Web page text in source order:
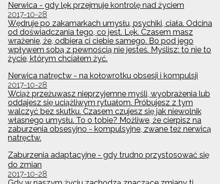
Nerwica - gdy lęk przejmuje kontrolę nad życiem
2017-10-28
Wędruje po zakamarkach umysłu, psychiki, ciała. Odcina
od doświadczania tego, co jest. Lęk. Czasem masz
wrażenie, że, odbiera ci ciebie samego. Bo pod jego
wpływem sobą z pewnością nie jesteś. Myślisz: to nie to
życie, którym chciałem żyć.
Nerwica natręctw - na kołowrotku obsesji i kompulsji
2017-10-28
Wciąż przeżuwasz nieprzyjemne myśli, wyobrażenia lub
oddajesz się uciążliwym rytuałom. Próbujesz z tym
walczyć bez skutku. Czasem czujesz się jak niewolnik
własnego umysłu. To o tobie? Możliwe, że cierpisz na
zaburzenia obsesyjno - kompulsyjne, zwane też nerwicą
natręctw.
Zaburzenia adaptacyjne - gdy trudno przystosować się
do zmian
2017-10-28